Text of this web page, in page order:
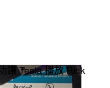
讓 Tesla 播放 Rick